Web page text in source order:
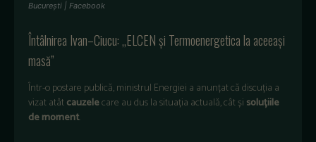
Bucureşti | Facebook
Întâlnirea Ivan–Ciucu: „ELCEN și Termoenergetica la aceeași
masă”
Într-o postare publică, ministrul Energiei a anunțat că discuția a
vizat atâtcauzelecare au dus la situația actuală, cât și soluțiile
de moment.